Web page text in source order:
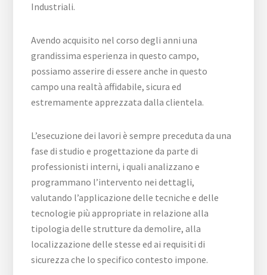
Industriali.
Avendo acquisito nel corso degli anni una
grandissima esperienza in questo campo,
possiamo asserire di essere anche in questo
campo una realtà affidabile, sicura ed
estremamente apprezzata dalla clientela.
L’esecuzione dei lavori è sempre preceduta da una
fase di studio e progettazione da parte di
professionisti interni, i quali analizzano e
programmano l’intervento nei dettagli,
valutando l’applicazione delle tecniche e delle
tecnologie più appropriate in relazione alla
tipologia delle strutture da demolire, alla
localizzazione delle stesse ed ai requisiti di
sicurezza che lo specifico contesto impone.